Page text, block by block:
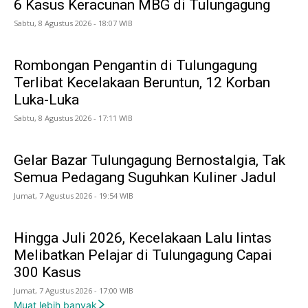
6 Kasus Keracunan MBG di Tulungagung
Sabtu, 8 Agustus 2026 - 18:07 WIB
Rombongan Pengantin di Tulungagung
Terlibat Kecelakaan Beruntun, 12 Korban
Luka-Luka
Sabtu, 8 Agustus 2026 - 17:11 WIB
Gelar Bazar Tulungagung Bernostalgia, Tak
Semua Pedagang Suguhkan Kuliner Jadul
Jumat, 7 Agustus 2026 - 19:54 WIB
Hingga Juli 2026, Kecelakaan Lalu lintas
Melibatkan Pelajar di Tulungagung Capai
300 Kasus
Jumat, 7 Agustus 2026 - 17:00 WIB
Muat lebih banyak